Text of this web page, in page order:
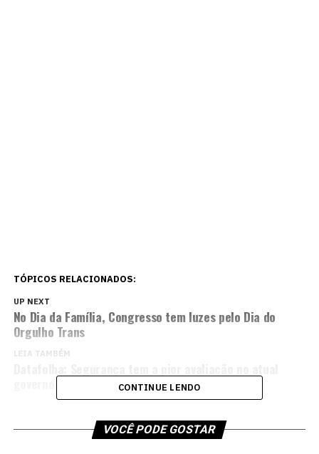
TÓPICOS RELACIONADOS:
UP NEXT
No Dia da Família, Congresso tem luzes pelo Dia do
Orgulho Trans
LEIA TAMBÉM
governo Lula
CONTINUE LENDO
VOCÊ PODE GOSTAR